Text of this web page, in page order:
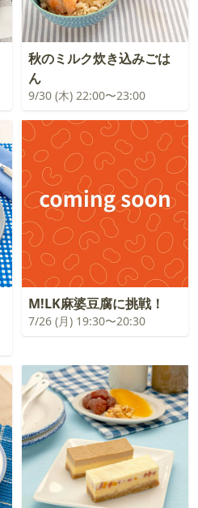
秋のミルク炊き込みごは
ん
9/30 (木) 22:00〜23:00
M!LK麻婆豆腐に挑戦！
7/26 (月) 19:30〜20:30